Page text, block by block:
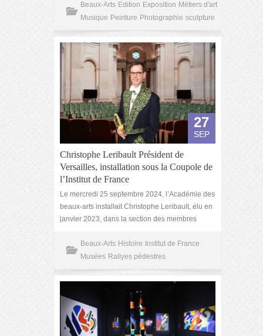
Beaux-Arts Edition Exposition Métiers d'art
Musique Peinture Photographie sculpture
27
SEP
Christophe Leribault Président de
Versailles, installation sous la Coupole de
l’Institut de France
Le mercredi 25 septembre 2024, l’Académie des
beaux-arts installait Christophe Leribault, élu en
janvier 2023, dans la section des membres
Beaux-Arts Histoire
Institut de France
Musées Rallyes pédestres